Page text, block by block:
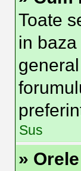
Toate
in
Sus
»